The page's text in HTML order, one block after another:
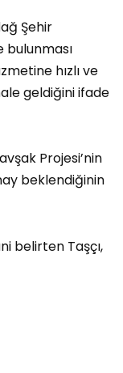
Şehir
bulunması
hızlı ve
geldiğini ifade
Projesi’nin
beklendiğinin
belirten Taşçı,